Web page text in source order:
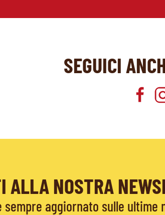
SEGUICI
ALLA NOSTRA
sempre aggiornato sulle ultime